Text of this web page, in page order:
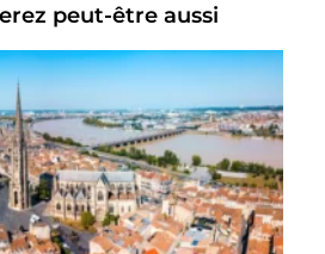
peut-être aussi